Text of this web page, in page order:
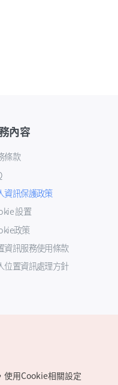
內容
條款
資訊保護政策
設置
政策
資訊服務使用條款
位置資訊處理方針
使用Cookie相關設定